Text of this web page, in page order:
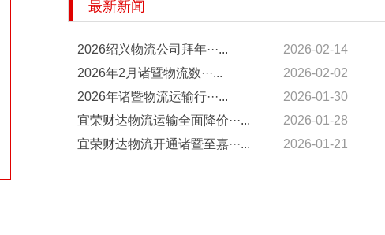
最新新闻
2026绍兴物流公司拜年···... 2026-02-14
2026年2月诸暨物流数···...
2026-02-02
2026年诸暨物流运输行···...
2026-01-30
宜荣财达物流运输全面降价···...
2026-01-28
宜荣财达物流开通诸暨至嘉···...
2026-01-21